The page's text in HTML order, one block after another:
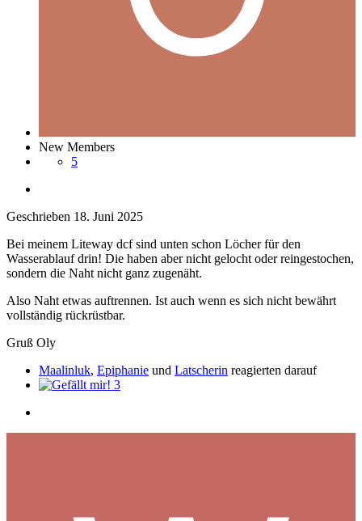
New Members
5
Geschrieben 18. Juni 2025
Bei meinem Liteway dcf sind unten schon Löcher für den
Wasserablauf drin! Die haben aber nicht gelocht oder reingestochen,
sondern die Naht nicht ganz zugenäht.
Also Naht etwas auftrennen. Ist auch wenn es sich nicht bewährt
vollständig rückrüstbar.
Gruß Oly
Maalinluk, Epiphanie und Latscherin reagierten darauf
3